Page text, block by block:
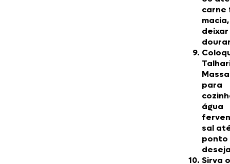
carne
deixar
para
água
sal
ponto
Sirva